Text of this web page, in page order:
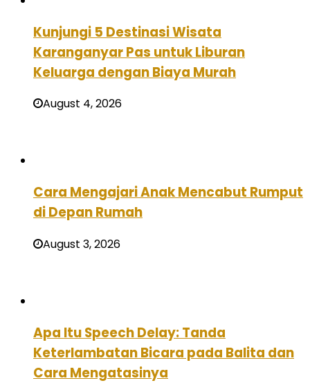
Kunjungi 5 Destinasi Wisata
Karanganyar Pas untuk Liburan
Keluarga dengan Biaya Murah
August 4, 2026
Cara Mengajari Anak Mencabut Rumput
di Depan Rumah
August 3, 2026
Apa Itu Speech Delay: Tanda
Keterlambatan Bicara pada Balita dan
Cara Mengatasinya